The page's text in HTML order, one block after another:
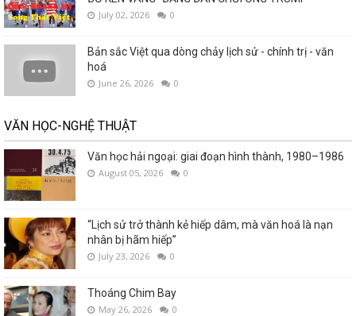
July 02, 2026 0
Bản sắc Việt qua dòng chảy lịch sử - chính trị - văn
hoá
June 26, 2026 0
VĂN HỌC-NGHỆ THUẬT
Văn học hải ngoại: giai đoạn hình thành, 1980–1986
August 05, 2026 0
“Lịch sử trở thành kẻ hiếp dâm, mà văn hoá là nạn
nhân bị hãm hiếp”
July 23, 2026 0
Thoáng Chim Bay
May 26, 2026 0